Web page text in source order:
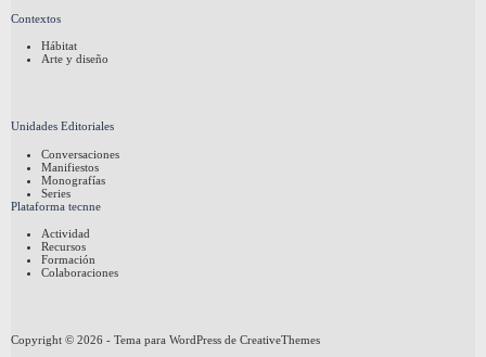
Contextos
Hábitat
Arte y diseño
Unidades Editoriales
Conversaciones
Manifiestos
Monografías
Series
Plataforma tecnne
Actividad
Recursos
Formación
Colaboraciones
Copyright © 2026 - Tema para WordPress de CreativeThemes